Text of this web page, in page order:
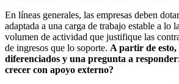
En líneas generales, las empresas deben
adaptada a una carga de trabajo estable a lo
volumen de actividad que justifique las
de ingresos que lo soporte. A partir de esto,
diferenciados y una pregunta a
crecer con apoyo externo?